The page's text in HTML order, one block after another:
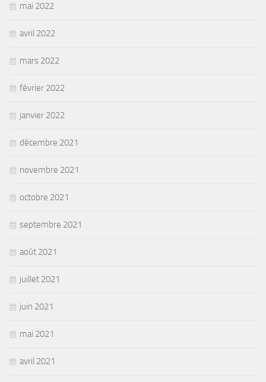
mai 2022
avril 2022
mars 2022
février 2022
janvier 2022
décembre 2021
novembre 2021
octobre 2021
septembre 2021
août 2021
juillet 2021
juin 2021
mai 2021
avril 2021